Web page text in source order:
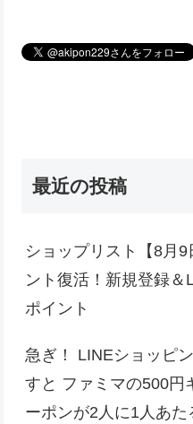
最近の投稿
ショップリスト【8月9
ント復活！新規登録＆
ポイント
急ぎ！ LINEショッピ
すと ファミマの500円
ーポンが2人に1人あた